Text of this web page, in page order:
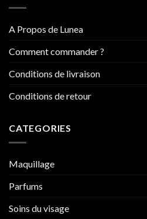
A Propos de Lunea
Comment commander ?
Conditions de livraison
Conditions de retour
CATEGORIES
Maquillage
Parfums
Soins du visage